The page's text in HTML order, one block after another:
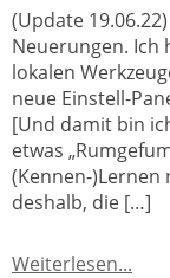
(Update
Neuerungen.
lokalen
neue Einstell-
[Und damit bin
etwas
(Kennen-)Lernen
deshalb, die […]
Weiterlesen...